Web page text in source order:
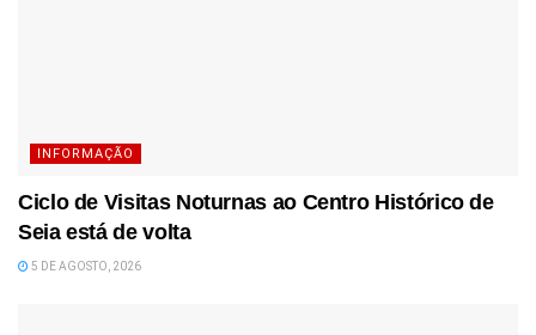
INFORMAÇÃO
Ciclo de Visitas Noturnas ao Centro Histórico de
Seia está de volta
5 DE AGOSTO, 2026